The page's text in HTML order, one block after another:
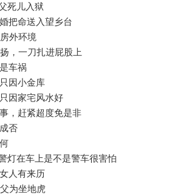
死儿入狱
把命送入望乡台
外环境
，一刀扎进屁股上
车祸
因小金库
因家宅风水好
，赶紧超度免是非
否
灯在车上是不是警车很害怕
人有来历
为坐地虎